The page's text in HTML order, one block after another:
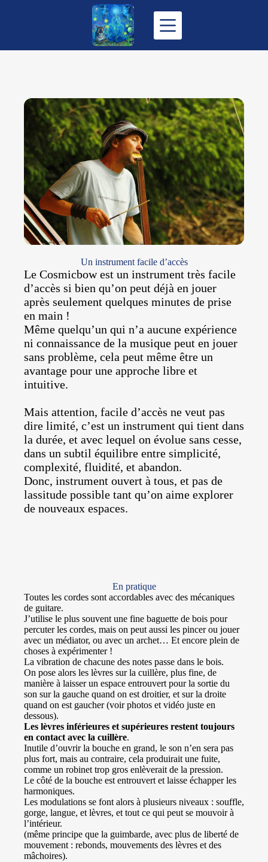
Un instrument facile d’accès
Le Cosmicbow est un instrument très facile
d’accès si bien qu’on peut déjà en jouer
après seulement quelques minutes de prise
en main !
Même quelqu’un qui n’a aucune expérience
ni connaissance de la musique peut en jouer
sans problème, cela peut même être un
avantage pour une approche libre et
intuitive.
Mais attention, facile d’accès ne veut pas
dire limité, c’est un instrument qui tient dans
la durée, et avec lequel on évolue sans cesse,
dans un subtil équilibre entre simplicité,
complexité, fluidité, et abandon.
Donc, instrument ouvert à tous, et pas de
lassitude possible tant qu’on aime explorer
de nouveaux espaces.
En pratique
Toutes les cordes sont accordables avec des mécaniques
de guitare.
J’utilise le plus souvent une fine baguette de bois pour
percuter les cordes, mais on peut aussi les pincer ou jouer
avec un médiator, ou avec un archet… Et encore plein de
choses à expérimenter !
La vibration de chacune des notes passe dans le bois.
On pose alors les lèvres sur la cuillère, plus fine, de
manière à laisser un espace entrouvert pour la sortie du
son sur la gauche quand on est droitier, et sur la droite
quand on est gaucher (voir photos et vidéo juste en
dessous).
Les lèvres inférieures et supérieures restent toujours
en contact avec la cuillère.
Inutile d’ouvrir la bouche en grand, le son n’en sera pas
plus fort, mais au contraire, cela produirait une fuite,
comme un robinet trop gros enlèverait de la pression.
Le côté de la bouche est entrouvert et laisse échapper les
harmoniques.
Les modulations se font alors à plusieurs niveaux : souffle,
gorge, langue, et lèvres, et tout ce qui peut se mouvoir à
l’intérieur.
(même principe que la guimbarde, avec plus de liberté de
mouvement : rebonds, mouvements des lèvres et des
mâchoires).